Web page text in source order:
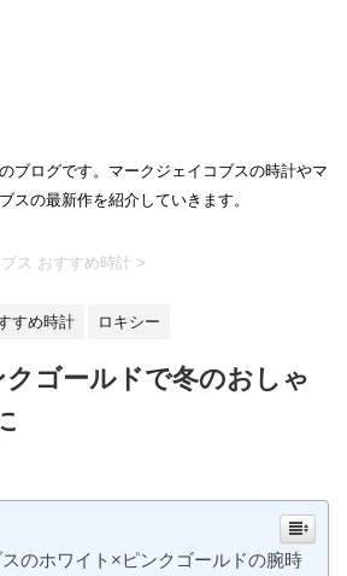
ブログです。マークジェイコブスの時計やマ
スの最新作を紹介していきます。
ス おすすめ時計 >
すめ時計 ロキシー
ゴールドで冬のおしゃ
のホワイト×ピンクゴールドの腕時